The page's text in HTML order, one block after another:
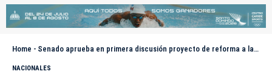
Home - Senado aprueba en primera discusión proyecto de reforma a la Ley Orgánica de la Policía Nacional
NACIONALES